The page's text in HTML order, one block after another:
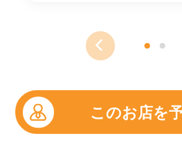
このお店を